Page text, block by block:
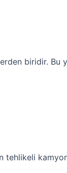
biridir.
tehlikeli